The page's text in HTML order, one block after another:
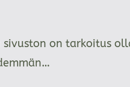
on tarkoitus